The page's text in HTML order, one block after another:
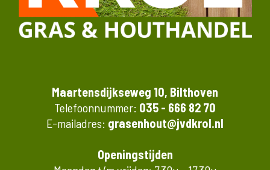
Maartensdijkseweg 10, Bilthoven
Telefoonnummer: 035 - 666 82 70
E-mailadres: grasenhout@jvdkrol.nl
Openingstijden